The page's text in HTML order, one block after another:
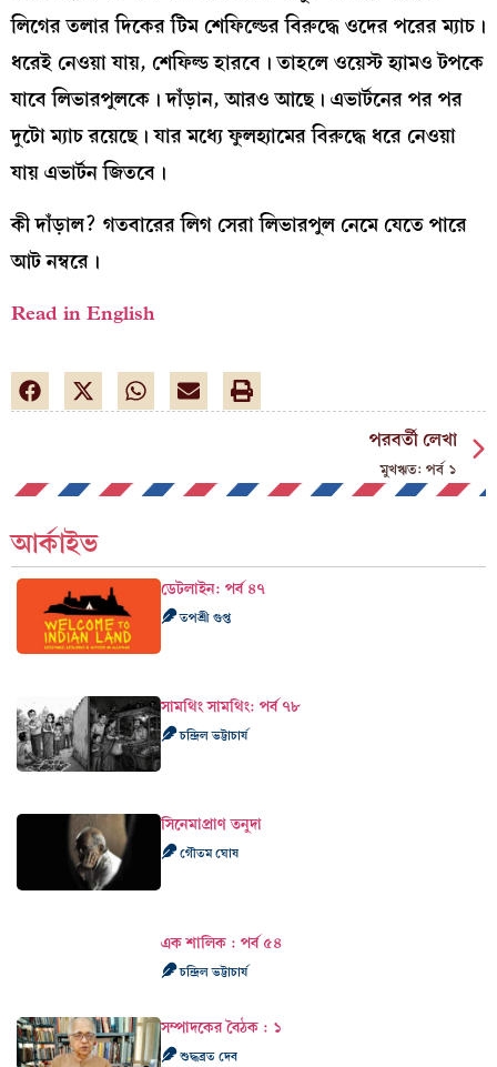
লিগের তলার দিকের টিম শেফিল্ডের বিরুদ্ধে ওদের পরের ম্যাচ।
ধরেই নেওয়া যায়, শেফিল্ড হারবে। তাহলে ওয়েস্ট হ্যামও টপকে
যাবে লিভারপুলকে। দাঁড়ান, আরও আছে। এভার্টনের পর পর
দুটো ম্যাচ রয়েছে। যার মধ্যে ফুলহ্যামের বিরুদ্ধে ধরে নেওয়া
যায় এভার্টন জিতবে।
কী দাঁড়াল? গতবারের লিগ সেরা লিভারপুল নেমে যেতে পারে
আট নম্বরে।
Read in English
পরবর্তী লেখা
মুখঋত: পর্ব ১
আর্কাইভ
ডেটলাইন: পর্ব ৪৭
তপশ্রী গুপ্ত
সামথিং সামথিং: পর্ব ৭৮
চন্দ্রিল ভট্টাচার্য
সিনেমাপ্রাণ তনুদা
গৌতম ঘোষ
এক শালিক : পর্ব ৫৪
চন্দ্রিল ভট্টাচার্য
সম্পাদকের বৈঠক : ১
শুদ্ধব্রত দেব